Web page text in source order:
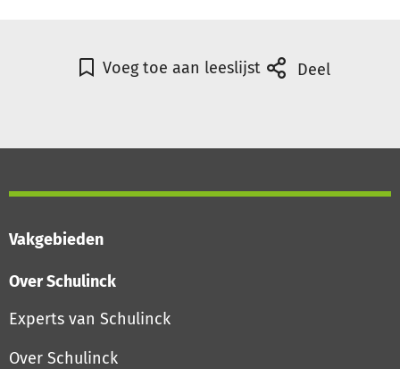
Voeg toe aan leeslijst Deel
Vakgebieden
Over Schulinck
Experts van Schulinck
Over Schulinck